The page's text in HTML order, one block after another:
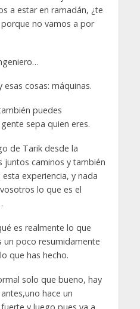
a estar en ramadán, ¿te
no vamos a por
cosas: máquinas.
puedes
sepa quien eres.
de Tarik desde la
juntos caminos y también
experiencia, y nada
lo que es el
es realmente lo que
un poco resumidamente
que has hecho.
solo que bueno, hay
hace un